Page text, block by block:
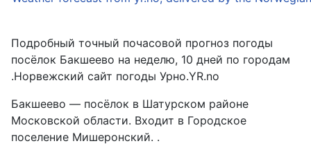
Подробный точный почасовой прогноз погоды
посёлок Бакшеево на неделю, 10 дней по городам
.Норвежский сайт погоды Урно.YR.no
Бакшеево — посёлок в Шатурском районе
Московской области. Входит в Городское
поселение Мишеронский. .